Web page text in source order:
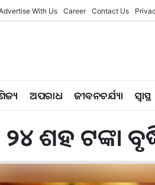
With Us Career Contact Us
ଅପରାଧ ଜୀବନଚର୍ଯ୍ୟା ସ୍ୱାସ୍ଥ
ଶହ ଟଙ୍କା